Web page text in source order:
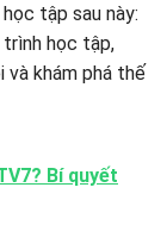
tập sau này:
trình học tập,
và khám phá thế
Bí quyết